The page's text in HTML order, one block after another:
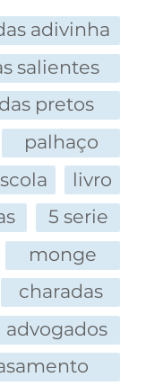
adivinha
salientes
pretos
palhaço
livro
5 serie
monge
charadas
advogados